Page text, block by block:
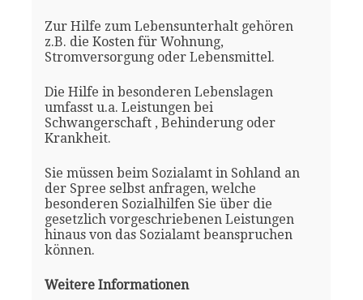
Zur Hilfe zum Lebensunterhalt gehören
z.B. die Kosten für Wohnung,
Stromversorgung oder Lebensmittel.
Die Hilfe in besonderen Lebenslagen
umfasst u.a. Leistungen bei
Schwangerschaft , Behinderung oder
Krankheit.
Sie müssen beim Sozialamt in Sohland an
der Spree selbst anfragen, welche
besonderen Sozialhilfen Sie über die
gesetzlich vorgeschriebenen Leistungen
hinaus von das Sozialamt beanspruchen
können.
Weitere Informationen